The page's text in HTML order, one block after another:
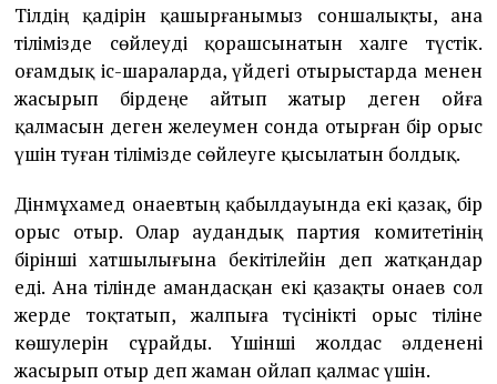
Тілдің қадірін қашырғанымыз соншалықты, ана
тілімізде сөйлеуді қорашсынатын халге түстік.
Қоғамдық іс-шараларда, үйдегі отырыстарда менен
жасырып бірдеңе айтып жатыр деген ойға
қалмасын деген желеумен сонда отырған бір орыс
үшін туған тілімізде сөйлеуге қысылатын болдық.
Дінмұхамед Қонаевтың қабылдауында екі қазақ, бір
орыс отыр. Олар аудандық партия комитетінің
бірінші хатшылығына бекітілейін деп жатқандар
еді. Ана тілінде амандасқан екі қазақты Қонаев сол
жерде тоқтатып, жалпыға түсінікті орыс тіліне
көшулерін сұрайды. Үшінші жолдас әлденені
жасырып отыр деп жаман ойлап қалмас үшін.